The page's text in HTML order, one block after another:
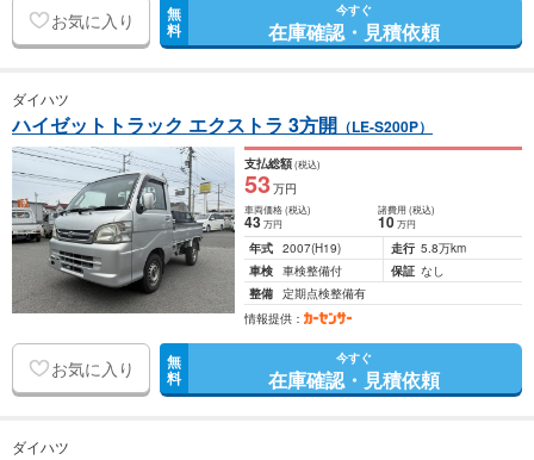
お気に入り 無
料
今すぐ
在庫確認・見積依頼
ダイハツ
ハイゼットトラック エクストラ 3方開 （LE-S200P）
支払総額(税込)
53万円
車両価格(税込)
43万円
諸費用 (税込)
10 万円
年式 2007(H19) 走行 5.8万km
車検 車検整備付 保証 なし
整備 定期点検整備有
情報提供：
お気に入り 無
料
今すぐ
在庫確認・見積依頼
ダイハツ